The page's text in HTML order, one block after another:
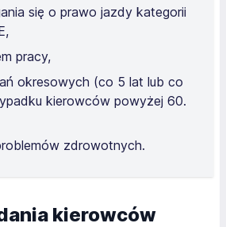
się o prawo jazdy kategorii
pracy,
okresowych (co 5 lat lub co
kierowców powyżej 60.
zdrowotnych.
kierowców